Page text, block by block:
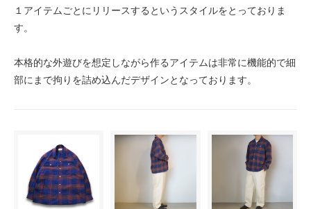
１アイテムごとにリリースするというスタイルをとっておりま
す。
本格的な外遊びを想定しながら作るアイテムは非常に機能的で細
部にまで拘りを詰め込んだデザインとなっております。